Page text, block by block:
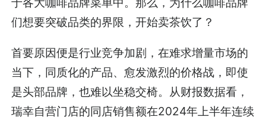
们想要突破品类的界限，开始卖茶饮了？
首要原因便是行业竞争加剧，在难求增量市场的
当下，同质化的产品、愈发激烈的价格战，即使
是头部品牌，也难以坐稳交椅。从财报数据看，
瑞幸自营门店的同店销售额在2024年上半年连续